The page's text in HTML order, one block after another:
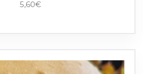
5,60€